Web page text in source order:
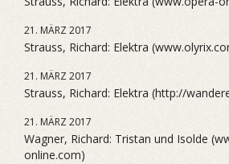
21. MÄRZ 2017
Strauss, Richard: Elektra
21. MÄRZ 2017
Strauss, Richard: Elektra (http://
21. MÄRZ 2017
Wagner, Richard: Tristan und Isolde
online.com)